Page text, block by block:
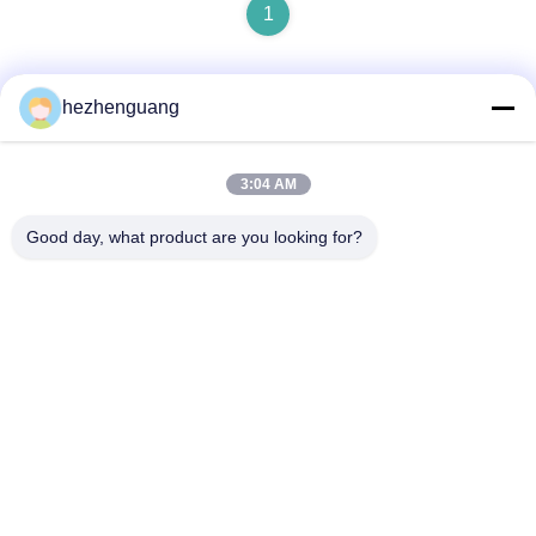
1
Διεύθυνση: Αγορά μηχανημάτων Yingfeng, Νο 1192,
hezhenguang
3:04 AM
Good day, what product are you looking for?